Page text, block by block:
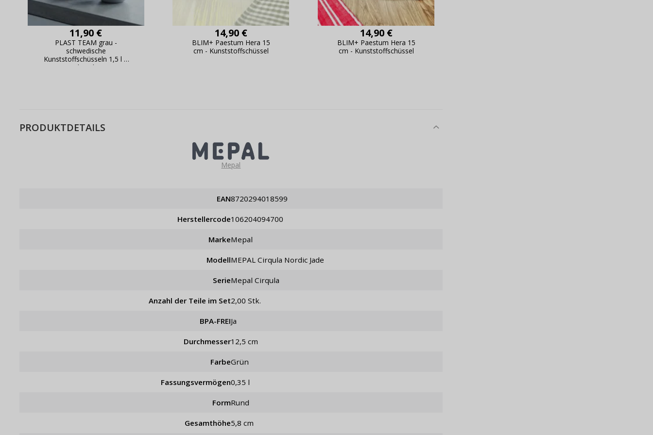
11,90 €
PLAST TEAM grau -
schwedische
Kunststoffschüsseln 1,5 l 2
l 2,5 l
14,90 €
BLIM+ Paestum Hera 15
cm - Kunststoffschüssel
14,90 €
BLIM+ Paestum Hera 15
cm - Kunststoffschüssel
PRODUKTDETAILS
Mepal
EAN 8720294018599
Herstellercode 106204094700
Marke Mepal
Modell MEPAL Cirqula Nordic Jade
Serie Mepal Cirqula
Anzahl der Teile im Set 2,00 Stk.
BPA-FREI Ja
Durchmesser 12,5 cm
Farbe Grün
Fassungsvermögen 0,35 l
Form rund
Gesamthöhe 5,8 cm